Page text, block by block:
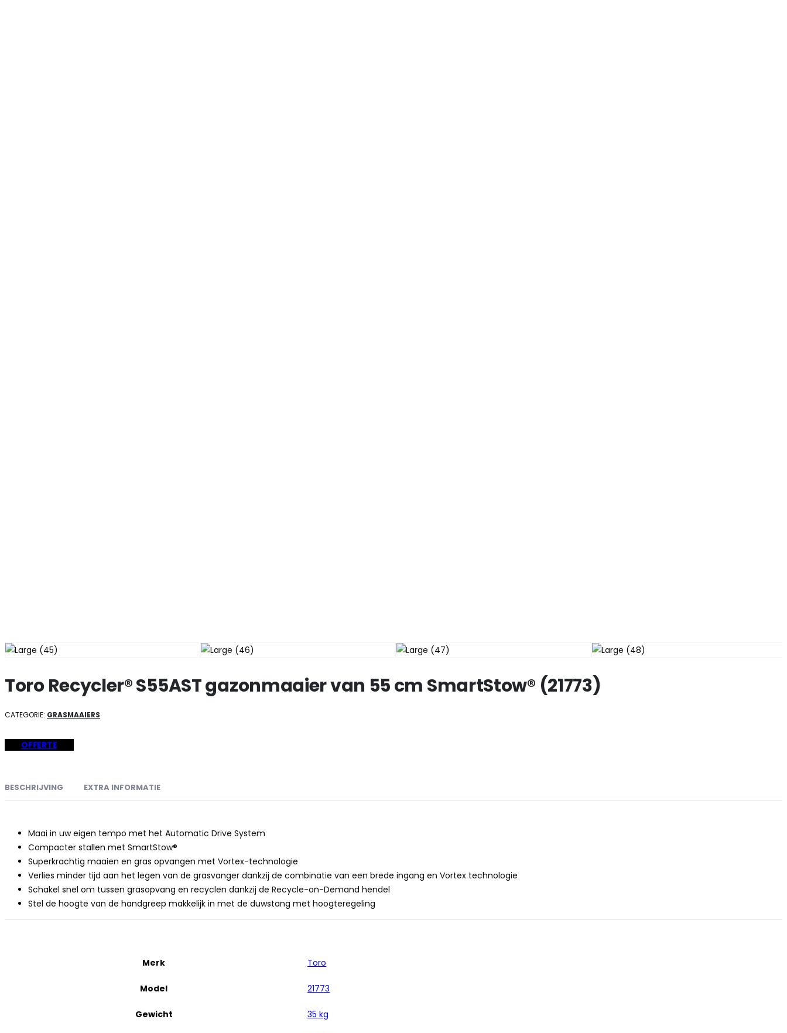
Toro Recycler® S55AST gazonmaaier van 55 cm SmartStow® (21773)
CATEGORIE: GRASMAAIERS
OFFERTE
BESCHRIJVING EXTRA INFORMATIE
Maai in uw eigen tempo met het Automatic Drive System
Compacter stallen met SmartStow®
Superkrachtig maaien en gras opvangen met Vortex-technologie
Verlies minder tijd aan het legen van de grasvanger dankzij de combinatie van een brede ingang en Vortex technologie
Schakel snel om tussen grasopvang en recyclen dankzij de Recycle-on-Demand hendel
Stel de hoogte van de handgreep makkelijk in met de duwstang met hoogteregeling
Merk Toro
Model 21773
Gewicht 35 kg